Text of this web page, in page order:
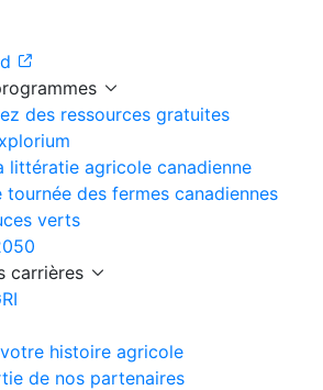
des ressources gratuites
littératie agricole canadienne
tournée des fermes canadiennes
verts
carrières
histoire agricole
de nos partenaires